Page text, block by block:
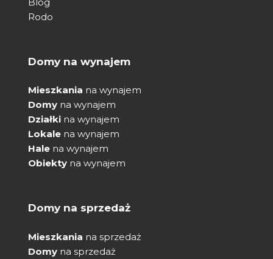
Domy na wynajem
Mieszkania na wynajem
Domy na wynajem
Działki na wynajem
Lokale na wynajem
Hale na wynajem
Obiekty na wynajem
Domy na sprzedaż
Mieszkania na sprzedaż
Domy na sprzedaż
Rodo